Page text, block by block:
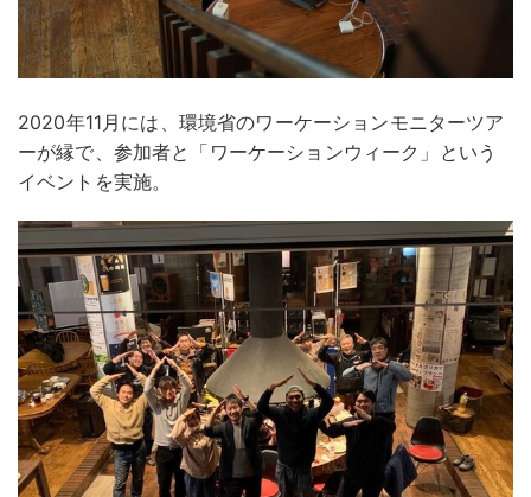
2020年11月には、環境省のワーケーションモニターツア
ーが縁で、参加者と「ワーケーションウィーク」という
イベントを実施。